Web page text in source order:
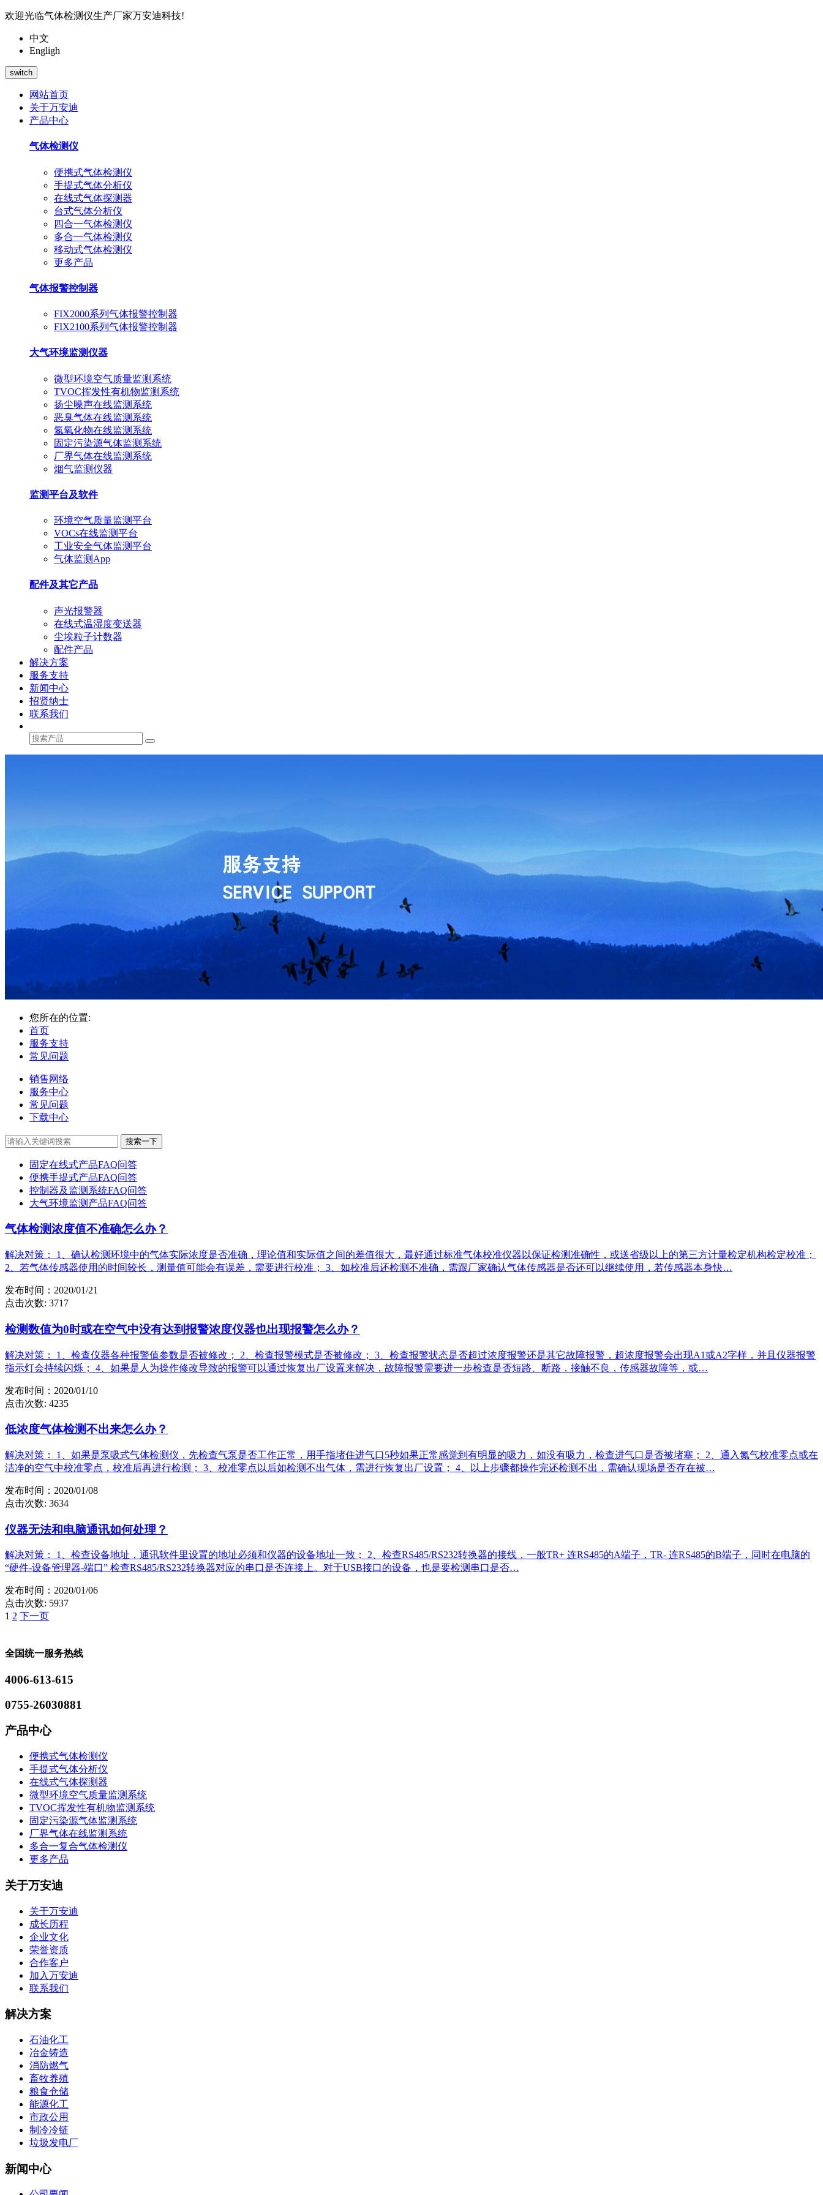
欢迎光临气体检测仪生产厂家万安迪科技!
中文
Engligh
switch
网站首页
关于万安迪
产品中心
气体检测仪
便携式气体检测仪
手提式气体分析仪
在线式气体探测器
台式气体分析仪
四合一气体检测仪
多合一气体检测仪
移动式气体检测仪
更多产品
气体报警控制器
FIX2000系列气体报警控制器
FIX2100系列气体报警控制器
大气环境监测仪器
微型环境空气质量监测系统
TVOC挥发性有机物监测系统
扬尘噪声在线监测系统
恶臭气体在线监测系统
氮氧化物在线监测系统
固定污染源气体监测系统
厂界气体在线监测系统
烟气监测仪器
监测平台及软件
环境空气质量监测平台
VOCs在线监测平台
工业安全气体监测平台
气体监测App
配件及其它产品
声光报警器
在线式温湿度变送器
尘埃粒子计数器
配件产品
解决方案
服务支持
新闻中心
招贤纳士
联系我们
您所在的位置:
首页
服务支持
常见问题
销售网络
服务中心
常见问题
下载中心
搜索一下
固定在线式产品FAQ问答
便携手提式产品FAQ问答
控制器及监测系统FAQ问答
大气环境监测产品FAQ问答
气体检测浓度值不准确怎么办？
解决对策： 1、确认检测环境中的气体实际浓度是否准确，理论值和实际值之间的差值很大，最好通过标准气体校准仪器以保证检测准确性，或送省级以上的第三方计量检定机构检定校准；
2、若气体传感器使用的时间较长，测量值可能会有误差，需要进行校准； 3、如校准后还检测不准确，需跟厂家确认气体传感器是否还可以继续使用，若传感器本身快…
发布时间：2020/01/21
点击次数: 3717
检测数值为0时或在空气中没有达到报警浓度仪器也出现报警怎么办？
解决对策： 1、检查仪器各种报警值参数是否被修改； 2、检查报警模式是否被修改； 3、检查报警状态是否超过浓度报警还是其它故障报警，超浓度报警会出现A1或A2字样，并且仪器报警
指示灯会持续闪烁； 4、如果是人为操作修改导致的报警可以通过恢复出厂设置来解决，故障报警需要进一步检查是否短路、断路，接触不良，传感器故障等，或…
发布时间：2020/01/10
点击次数: 4235
低浓度气体检测不出来怎么办？
解决对策： 1、如果是泵吸式气体检测仪，先检查气泵是否工作正常，用手指堵住进气口5秒如果正常感觉到有明显的吸力，如没有吸力，检查进气口是否被堵塞； 2、通入氮气校准零点或在
洁净的空气中校准零点，校准后再进行检测； 3、校准零点以后如检测不出气体，需进行恢复出厂设置； 4、以上步骤都操作完还检测不出，需确认现场是否存在被…
发布时间：2020/01/08
点击次数: 3634
仪器无法和电脑通讯如何处理？
解决对策： 1、检查设备地址，通讯软件里设置的地址必须和仪器的设备地址一致； 2、检查RS485/RS232转换器的接线，一般TR+ 连RS485的A端子，TR- 连RS485的B端子，同时在电脑的
“硬件-设备管理器-端口” 检查RS485/RS232转换器对应的串口是否连接上。对于USB接口的设备，也是要检测串口是否…
发布时间：2020/01/06
点击次数: 5937
1 2 下一页
全国统一服务热线
4006-613-615
0755-26030881
产品中心
便携式气体检测仪
手提式气体分析仪
在线式气体探测器
微型环境空气质量监测系统
TVOC挥发性有机物监测系统
固定污染源气体监测系统
厂界气体在线监测系统
多合一复合气体检测仪
更多产品
关于万安迪
关于万安迪
成长历程
企业文化
荣誉资质
合作客户
加入万安迪
联系我们
解决方案
石油化工
冶金铸造
消防燃气
畜牧养殖
粮食仓储
能源化工
市政公用
制冷冷链
垃圾发电厂
新闻中心